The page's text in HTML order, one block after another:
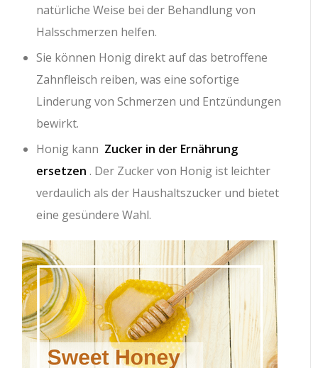
natürliche Weise bei der Behandlung von
Halsschmerzen helfen.
Sie können Honig direkt auf das betroffene
Zahnfleisch reiben, was eine sofortige
Linderung von Schmerzen und Entzündungen
bewirkt.
Honig kann Zucker in der Ernährung
ersetzen . Der Zucker von Honig ist leichter
verdaulich als der Haushaltszucker und bietet
eine gesündere Wahl.